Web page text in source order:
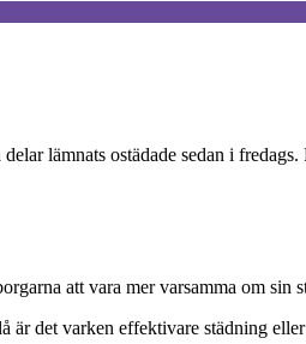
lämnats ostädade sedan i
att vara mer varsamma om sin
det varken effektivare städning